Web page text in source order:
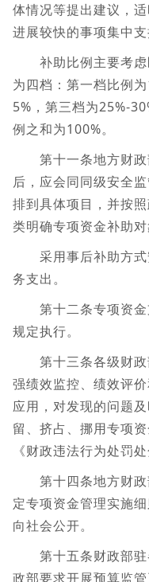
体情况等提出建议，
进展较快的事项集中支
补助比例主要考虑
为四档：第一档比例
5%，第三档为25%-
例之和为100%。
第十一条地方财政
后，应会同同级安全
排到具体项目，并按
类明确专项资金补助对
采用事后补助方式
务支出。
第十二条专项资金
规定执行。
第十三条各级财政
强绩效监控、绩效评
应用，对发现的问题
留、挤占、挪用专项
《财政违法行为处罚
第十四条地方财政
定专项资金管理实施
向社会公开。
第十五条财政部驻
政部要求开展预算监管